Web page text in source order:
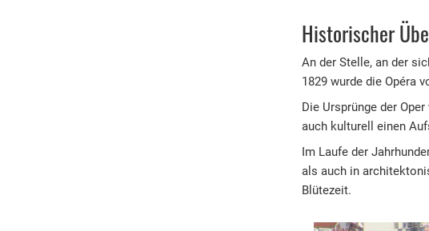
Historischer
An der Stelle, an der
1829 wurde die Opéra
Die Ursprünge der
auch kulturell einen
Im Laufe der
als auch in
Blütezeit.